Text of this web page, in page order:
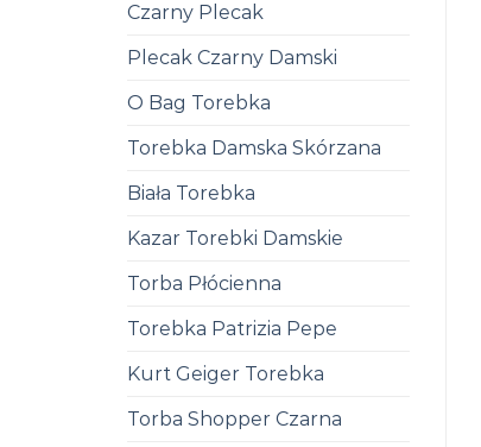
Czarny Plecak
Plecak Czarny Damski
O Bag Torebka
Torebka Damska Skórzana
Biała Torebka
Kazar Torebki Damskie
Torba Płócienna
Torebka Patrizia Pepe
Kurt Geiger Torebka
Torba Shopper Czarna